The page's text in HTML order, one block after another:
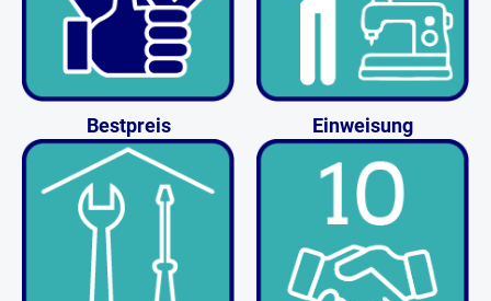
Bestpreis Einweisung